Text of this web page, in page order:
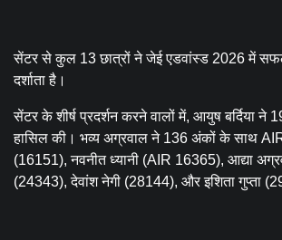
सेंटर से कुल 13 छात्रों ने जेई एडवांस्ड 2026 में
दर्शाता है।
सेंटर के शीर्ष प्रदर्शन करने वालों में, आयुष
हासिल की। भव्य अग्रवाल ने 136 अंकों के साथ
(16151), नवनीत ध्यानी (AIR 16365), आद्या
(24343), देवांश नेगी (28144), और इशिता गुप्ता